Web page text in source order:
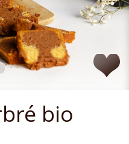
bio